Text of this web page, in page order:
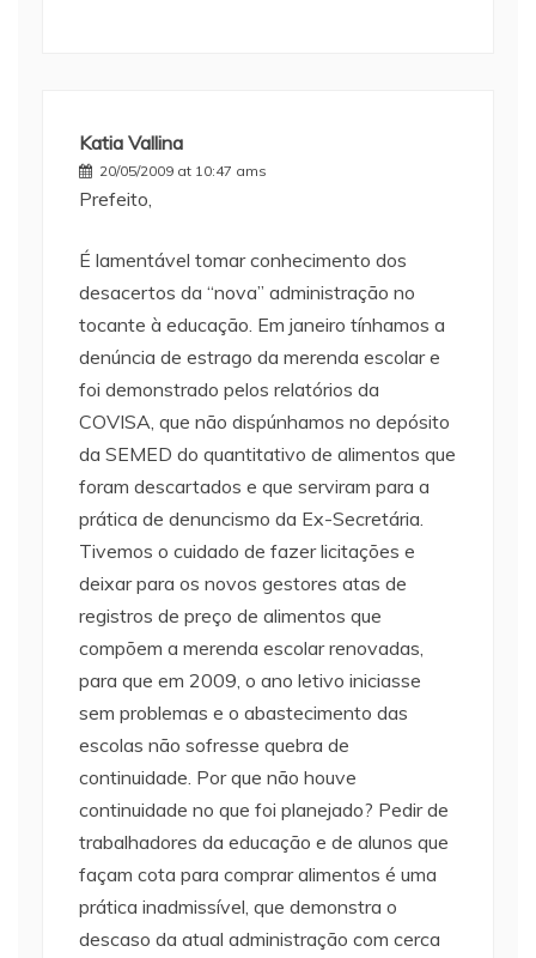
Katia Vallina
20/05/2009 at 10:47 ams
Prefeito,
É lamentável tomar conhecimento dos
desacertos da “nova” administração no
tocante à educação. Em janeiro tínhamos a
denúncia de estrago da merenda escolar e
foi demonstrado pelos relatórios da
COVISA, que não dispúnhamos no depósito
da SEMED do quantitativo de alimentos que
foram descartados e que serviram para a
prática de denuncismo da Ex-Secretária.
Tivemos o cuidado de fazer licitações e
deixar para os novos gestores atas de
registros de preço de alimentos que
compõem a merenda escolar renovadas,
para que em 2009, o ano letivo iniciasse
sem problemas e o abastecimento das
escolas não sofresse quebra de
continuidade. Por que não houve
continuidade no que foi planejado? Pedir de
trabalhadores da educação e de alunos que
façam cota para comprar alimentos é uma
prática inadmissível, que demonstra o
descaso da atual administração com cerca